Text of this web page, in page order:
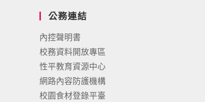
公務連結
內控聲明書
校務資料開放專區
性平教育資源中心
網路內容防護機構
校園食材登錄平臺